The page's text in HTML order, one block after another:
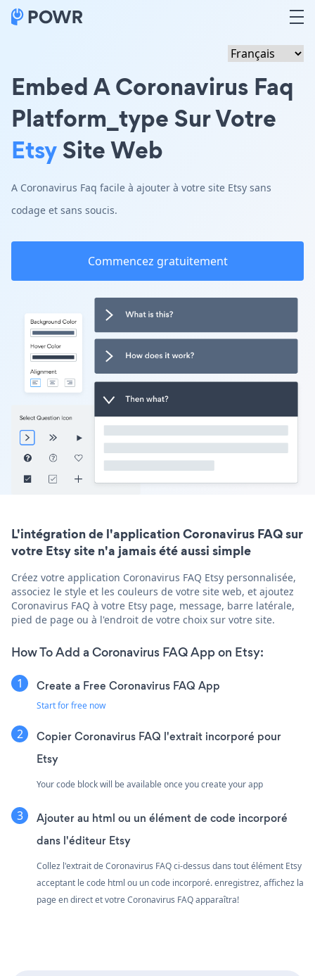
Embed A Coronavirus Faq
Platform_type Sur Votre
EtsySite Web
A Coronavirus Faq facile à ajouter à votre site Etsy sans
codage et sans soucis.
Commencez gratuitement
L'intégration de l'application Coronavirus FAQ sur
votre Etsy site n'a jamais été aussi simple
Créez votre application Coronavirus FAQ Etsy personnalisée,
associez le style et les couleurs de votre site web, et ajoutez
Coronavirus FAQ à votre Etsy page, message, barre latérale,
pied de page ou à l'endroit de votre choix sur votre site.
How To Add a Coronavirus FAQ App on Etsy:
Create a Free Coronavirus FAQ App
Start for free now
Copier Coronavirus FAQ l'extrait incorporé pour
Etsy
Your code block will be available once you create your app
Ajouter au html ou un élément de code incorporé
dans l'éditeur Etsy
Collez l'extrait de Coronavirus FAQ ci-dessus dans tout élément Etsy
acceptant le code html ou un code incorporé. enregistrez, affichez la
page en direct et votre Coronavirus FAQ apparaîtra!